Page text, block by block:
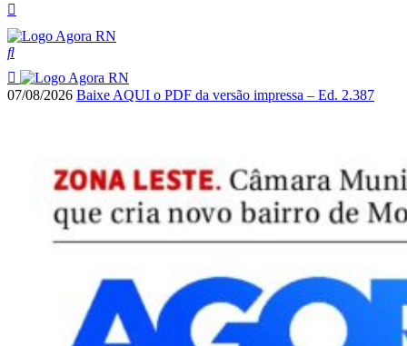
07/08/2026 Baixe AQUI o PDF da versão impressa – Ed. 2.387